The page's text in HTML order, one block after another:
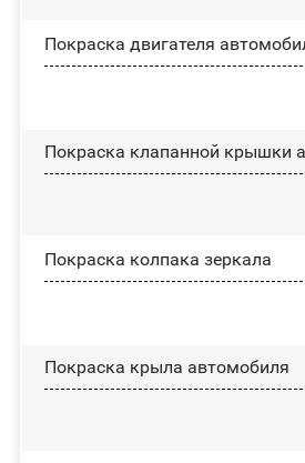
Покраска двигателя
Покраска клапанной крышки
Покраска колпака зеркала
Покраска крыла автомобиля